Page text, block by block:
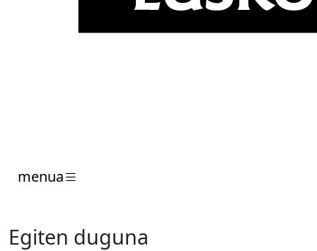
menua
Egiten duguna